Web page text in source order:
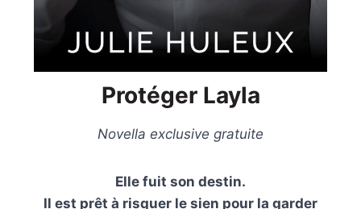
Protéger Layla
Novella exclusive gratuite
Elle fuit son destin.
Il est prêt à risquer le sien pour la garder